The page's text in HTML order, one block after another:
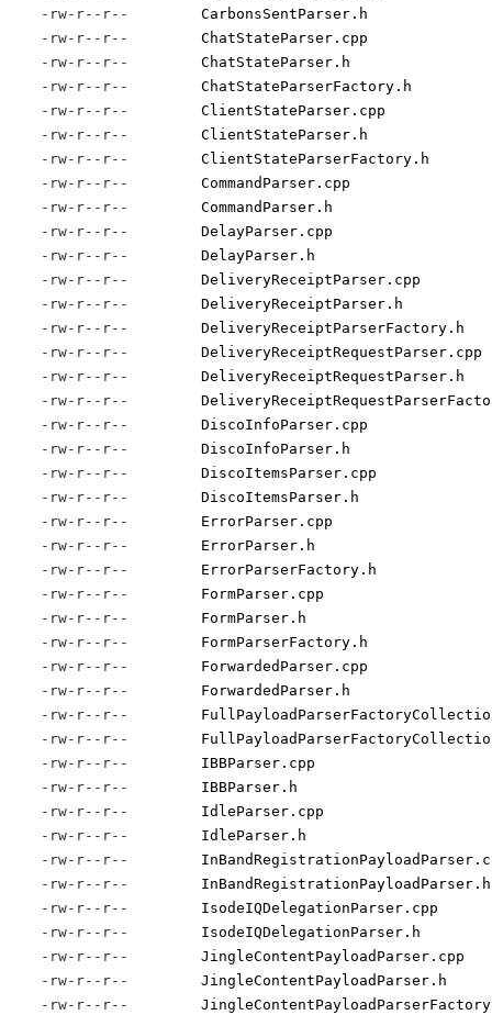
-rw-r--r--
CarbonsSentParser.h
-rw-r--r--
ChatStateParser.cpp
-rw-r--r--
ChatStateParser.h
-rw-r--r--
ChatStateParserFactory.h
-rw-r--r--
ClientStateParser.cpp
-rw-r--r--
ClientStateParser.h
-rw-r--r--
ClientStateParserFactory.h
-rw-r--r--
CommandParser.cpp
-rw-r--r--
CommandParser.h
-rw-r--r--
DelayParser.cpp
-rw-r--r--
DelayParser.h
-rw-r--r--
DeliveryReceiptParser.cpp
-rw-r--r--
DeliveryReceiptParser.h
-rw-r--r--
DeliveryReceiptParserFactory.h
-rw-r--r--
DeliveryReceiptRequestParser.cpp
-rw-r--r--
DeliveryReceiptRequestParser.h
-rw-r--r--
-rw-r--r--
DiscoInfoParser.cpp
-rw-r--r--
DiscoInfoParser.h
-rw-r--r--
DiscoItemsParser.cpp
-rw-r--r--
DiscoItemsParser.h
-rw-r--r--
ErrorParser.cpp
-rw-r--r--
ErrorParser.h
-rw-r--r--
ErrorParserFactory.h
-rw-r--r--
FormParser.cpp
-rw-r--r--
FormParser.h
-rw-r--r--
FormParserFactory.h
-rw-r--r--
ForwardedParser.cpp
-rw-r--r--
ForwardedParser.h
-rw-r--r--
-rw-r--r--
-rw-r--r--
IBBParser.cpp
-rw-r--r--
IBBParser.h
-rw-r--r--
IdleParser.cpp
-rw-r--r--
IdleParser.h
-rw-r--r--
-rw-r--r--
InBandRegistrationPayloadParser.h
-rw-r--r--
IsodeIQDelegationParser.cpp
-rw-r--r--
IsodeIQDelegationParser.h
-rw-r--r--
JingleContentPayloadParser.cpp
-rw-r--r--
JingleContentPayloadParser.h
-rw-r--r--